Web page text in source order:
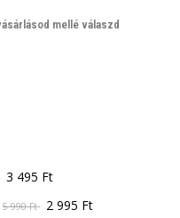
mellé válaszd
3 495 Ft
5 990 Ft 2 995 Ft